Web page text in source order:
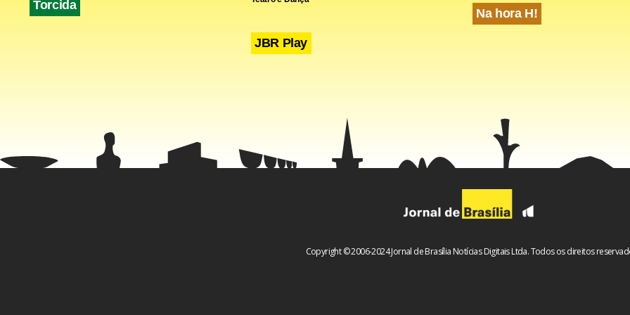
Torcida
JBR Play
Na hora H!
Copyright © 2006-2024 Jornal de Brasília Notícias Digitais Ltda. Todos os direitos